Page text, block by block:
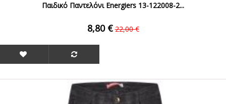
Παιδικό Παντελόνι Energiers 13-122008-2...
8,80 € 22,00 €